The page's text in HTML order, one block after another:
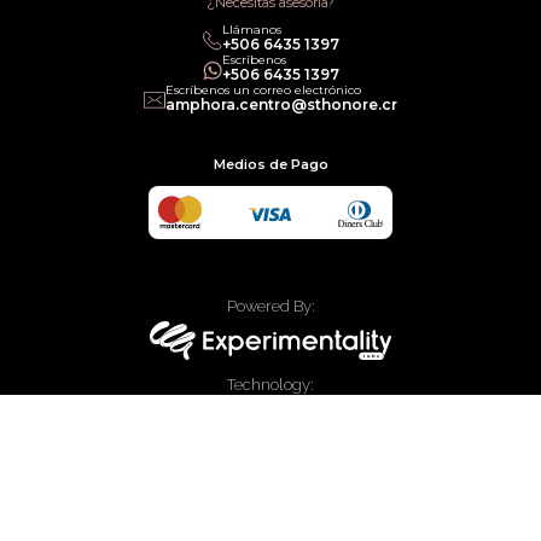
Llámanos
+506 6435 1397
Escríbenos
+506 6435 1397
Escríbenos un correo electrónico
amphora.centro@sthonore.cr
Medios de Pago
Powered By:
Technology: